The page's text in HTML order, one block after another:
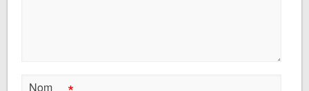
Nom